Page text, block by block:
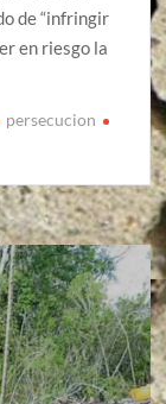
de “infringir
en riesgo la
persecucion